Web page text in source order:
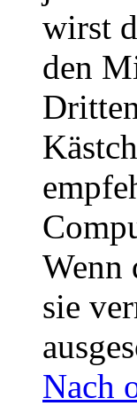
wirst
den
Wenn
sie
Nach